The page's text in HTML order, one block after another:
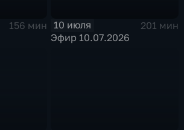
156 мин
10 июля
201 мин
Эфир 10.07.2026